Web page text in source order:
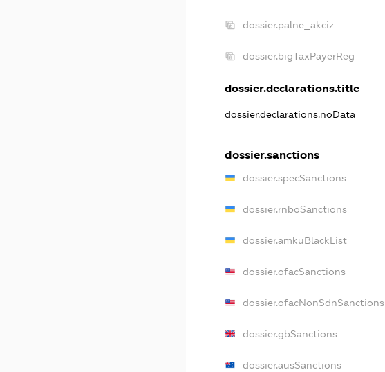
dossier.palne_akciz
dossier.bigTaxPayerReg
dossier.declarations.title
dossier.declarations.noData
dossier.sanctions
dossier.specSanctions
dossier.rnboSanctions
dossier.amkuBlackList
dossier.ofacSanctions
dossier.ofacNonSdnSanctions
dossier.gbSanctions
dossier.ausSanctions